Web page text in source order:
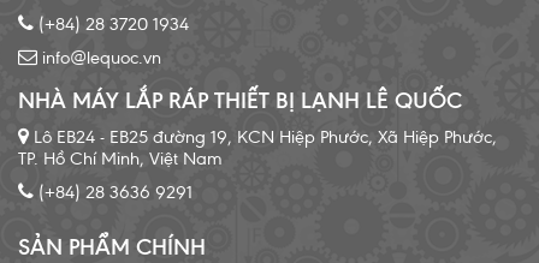
(+84) 28 3720 1934
info@lequoc.vn
NHÀ MÁY LẮP RÁP THIẾT BỊ LẠNH LÊ QUỐC
Lô EB24 - EB25 đường 19, KCN Hiệp Phước, Xã Hiệp Phước,
TP. Hồ Chí Minh, Việt Nam
(+84) 28 3636 9291
SẢN PHẨM CHÍNH